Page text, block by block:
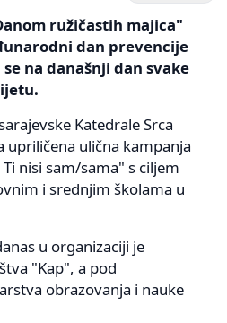
ružičastih majica"
dan prevencije
na današnji dan svake
Katedrale Srca
ulična kampanja
nisi sam/sama" s ciljem
i srednjim školama u
u organizaciji je
"Kap", a pod
obrazovanja i nauke